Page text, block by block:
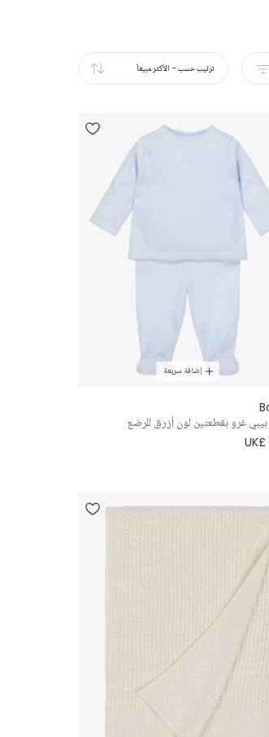
ترتيب حسب- الأكثر مبيعاً
إضافة سريعة
بيبي غرو بقطعتين لون أزرق للرضع